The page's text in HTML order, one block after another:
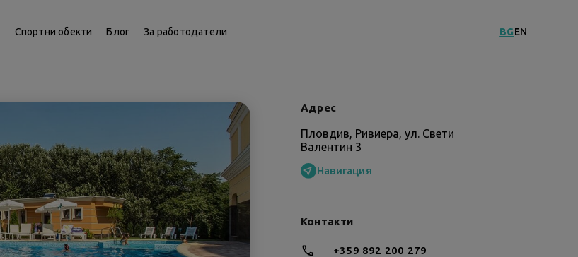
Спортни обекти Блог За работодатели BGEN
Адрес
Пловдив, Ривиера, ул. Свети
Валентин 3
Навигация
Контакти
+359 892 200 279